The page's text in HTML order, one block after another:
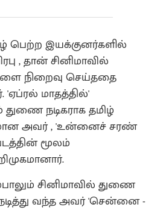
பெற்ற இயக்குனர்களில்
, தான் சினிமாவில்
நிறைவு செய்ததை
'ஏப்ரல் மாதத்தில்'
நடிகராக தமிழ்
அவர் , 'உன்னைச் சரண்
மூலம்
சினிமாவில் துணை
வந்த அவர் 'சென்னை -